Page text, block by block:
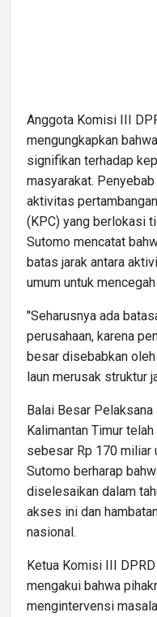
Anggota Komisi III
mengungkapkan
signifikan terhadap
masyarakat.
aktivitas
(KPC) yang berlokasi
Sutomo mencatat
batas jarak antara
umum untuk
"Seharusnya ada
perusahaan, karena
besar disebabkan
laun merusak struktur
Balai Besar
Kalimantan Timur
sebesar Rp 170 miliar
Sutomo berharap
diselesaikan dalam
akses ini dan
nasional.
Ketua Komisi III
mengakui bahwa
mengintervensi